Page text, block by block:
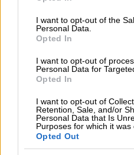
use your data for below
consent section.
I want to opt-out of the
Personal Data.
Opted In
I want to opt-out of
Personal Data for
Opted In
I want to opt-out of
Retention, Sale, and/or
Personal Data that Is
Purposes for which it was
Opted Out
ΔΙΑΒΑΣΤΕ ΕΠΙΣΗΣ
Γιάννης
τρομοκρατημένος,
επανέλθει στην
εμπόδια»